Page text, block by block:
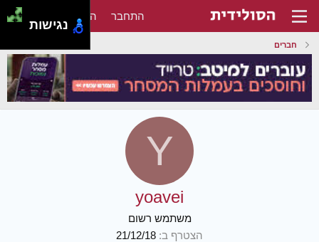
התחבר הירשם
חברים
Y
yoavei
משתמש רשום
הצטרף ב 21/12/18
נגישות